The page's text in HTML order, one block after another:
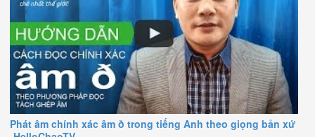
Phát âm chính xác âm ð trong tiếng Anh theo giọng bản xứ